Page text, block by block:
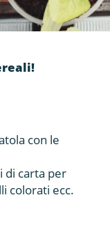
con le
di carta per
colorati ecc.